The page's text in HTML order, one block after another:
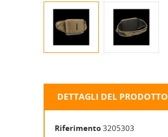
DETTAGLI DEL PRODOTTO
Riferimento 3205303